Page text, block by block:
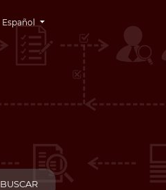
Cambiar el idioma. El idioma actual es:
Español
BUSCAR